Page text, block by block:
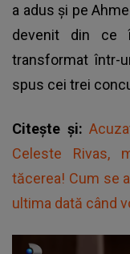
a adus și pe
devenit din ce
transformat într-
spus cei trei
Citește și:
Celeste Rivas,
tăcerea! Cum se
ultima dată când